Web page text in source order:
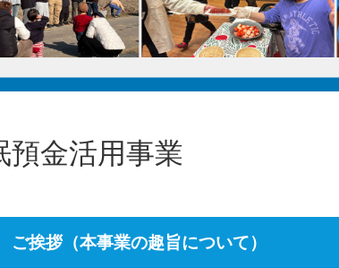
金活用事業
ご挨拶（本事業の趣旨について）